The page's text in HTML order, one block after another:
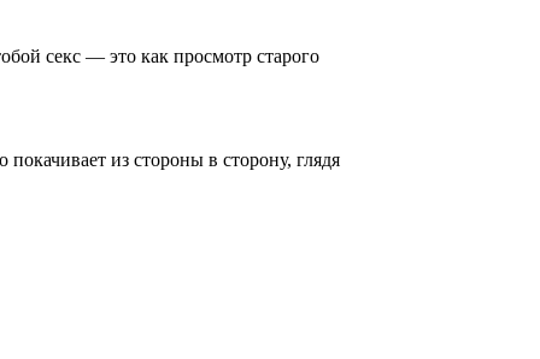
секс — это как просмотр старого
из стороны в сторону, глядя